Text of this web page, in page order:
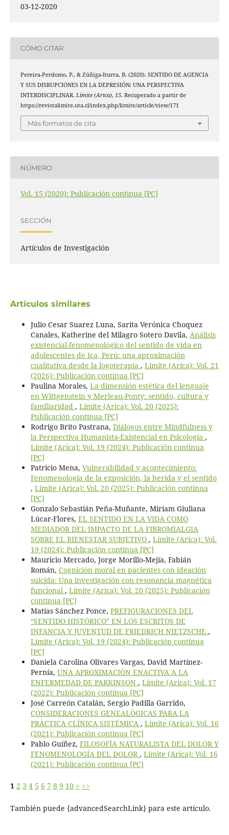
03-12-2020
CÓMO CITAR
Pereira-Perdomo, P., & Zúñiga-Iturra, B. (2020). SENTIDO DE AGENCIA
Y SUS DISRUPCIONES EN LA DEPRESIÓN: UNA PERSPECTIVA
INTERDISCIPLINAR. Límite (Arica), 15. Recuperado a partir de
https://revistalimite.uta.cl/index.php/limite/article/view/171
Más formatos de cita
NÚMERO
Vol. 15 (2020): Publicación continua [PC]
SECCIÓN
Artículos de Investigación
Artículos similares
Julio Cesar Suarez Luna, Sarita Verónica Choquez
Canales, Katherine del Milagro Sotero Davila, Análisis
existencial-fenomenológico del sentido de vida en
adolescentes de Ica, Perú: una aproximación
cualitativa desde la logoterapia , Límite (Arica): Vol. 21
(2026): Publicación continua [PC]
Paulina Morales, La dimensión estética del lenguaje
en Wittgenstein y Merleau-Ponty: sentido, cultura y
familiaridad , Límite (Arica): Vol. 20 (2025):
Publicación continua [PC]
Rodrigo Brito Pastrana, Diálogos entre Mindfulness y
la Perspectiva Humanista-Existencial en Psicología ,
Límite (Arica): Vol. 19 (2024): Publicación continua
[PC]
Patricio Mena, Vulnerabilidad y acontecimiento:
Fenomenología de la exposición, la herida y el sentido
, Límite (Arica): Vol. 20 (2025): Publicación continua
[PC]
Gonzalo Sebastián Peña-Muñante, Miriam Giuliana
Lúcar-Flores, EL SENTIDO EN LA VIDA COMO
MEDIADOR DEL IMPACTO DE LA FIBROMIALGIA
SOBRE EL BIENESTAR SUBJETIVO , Límite (Arica): Vol.
19 (2024): Publicación continua [PC]
Mauricio Mercado, Jorge Morillo-Mejía, Fabián
Román, Cognición moral en pacientes con ideación
suicida: Una investigación con resonancia magnética
funcional , Límite (Arica): Vol. 20 (2025): Publicación
continua [PC]
Matías Sánchez Ponce, PREFIGURACIONES DEL
“SENTIDO HISTÓRICO” EN LOS ESCRITOS DE
INFANCIA Y JUVENTUD DE FRIEDRICH NIETZSCHE ,
Límite (Arica): Vol. 19 (2024): Publicación continua
[PC]
Daniela Carolina Olivares Vargas, David Martínez-
Pernía, UNA APROXIMACIÓN ENACTIVA A LA
ENFERMEDAD DE PARKINSON , Límite (Arica): Vol. 17
(2022): Publicación continua [PC]
José Carreón Catalán, Sergio Padilla Garrido,
CONSIDERACIONES GENEALÓGICAS PARA LA
PRÁCTICA CLÍNICA SISTÉMICA , Límite (Arica): Vol. 16
(2021): Publicación continua [PC]
Pablo Guíñez, FILOSOFÍA NATURALISTA DEL DOLOR Y
FENOMENOLOGÍA DEL DOLOR, Límite (Arica): Vol. 16
(2021): Publicación continua [PC]
1 2 3 4 5 6 7 8 9 10 > >>
También puede {advancedSearchLink} para este artículo.